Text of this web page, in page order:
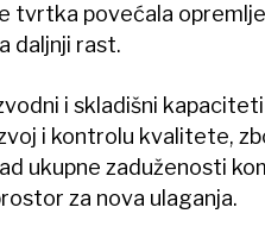
tvrtka povećala
daljnji rast.
i skladišni
i kontrolu kvalitete,
ukupne zaduženosti
za nova ulaganja.